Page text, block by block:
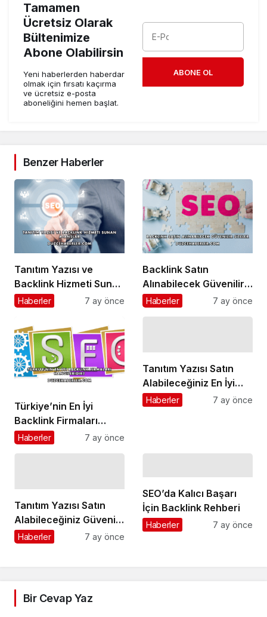
Tamamen
Ücretsiz Olarak
Bültenimize
Abone Olabilirsin
Yeni haberlerden haberdar
olmak için fırsatı kaçırma
ve ücretsiz e-posta
aboneliğini hemen başlat.
ABONE OL
Benzer Haberler
Tanıtım Yazısı ve
Backlink Hizmeti Sunan
Ajanslar
Haberler 7 ay önce
Backlink Satın
Alınabilecek Güvenilir
Siteler
Haberler 7 ay önce
Türkiye’nin En İyi
Backlink Firmaları
Hangileridir?
Haberler 7 ay önce
Tanıtım Yazısı Satın
Alabileceğiniz En İyi
Firmalar
Haberler 7 ay önce
Tanıtım Yazısı Satın
Alabileceğiniz Güvenilir
Firmalar
Haberler 7 ay önce
SEO’da Kalıcı Başarı
İçin Backlink Rehberi
Haberler 7 ay önce
Bir Cevap Yaz